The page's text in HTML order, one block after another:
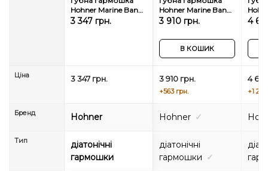
Hohner Marine Band
1896 M1896046X Eb-
3 347 грн.
Hohner Marine Band
Deluxe M200504P
Eb-major
3 910 грн.
В КОШИК
major
4
Ціна 3 347 грн. 3 910 грн.
+563 грн.
4
+1
Бренд Hohner Hohner ✓
Тип
діатонічні
гармошки
діатонічні
гармошки ✓